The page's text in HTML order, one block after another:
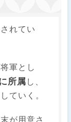
れてい
軍とし
所属 し、
ていく。
が用意さ